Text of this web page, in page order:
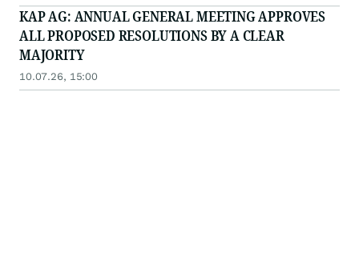
KAP AG: ANNUAL GENERAL MEETING APPROVES
ALL PROPOSED RESOLUTIONS BY A CLEAR
MAJORITY
10.07.26, 15:00